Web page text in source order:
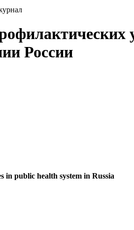
России
in public health system in Russia